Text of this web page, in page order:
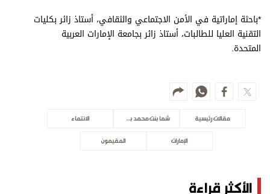
*باحثة إماراتية في الأمن الاجتماعي والثقافي، أستاذ زائر بكليات
التقنية العليا للطالبات، أستاذ زائر بجامعة الإمارات العربية
المتحدة.
مقالات رئيسية شما بنت محمد بن خالد الانتماء
الإمارات المقيمون
الأكثر قراءة